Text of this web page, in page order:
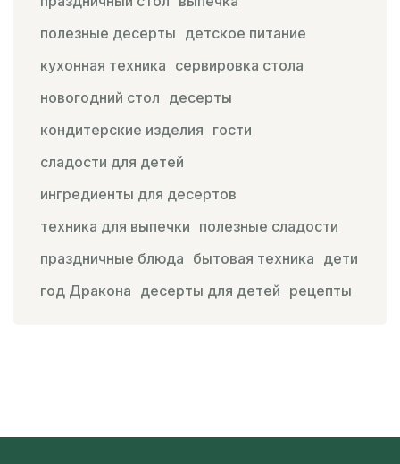
полезные десерты детское питание
кухонная техника сервировка стола
новогодний стол десерты
кондитерские изделия гости
сладости для детей
ингредиенты для десертов
техника для выпечки полезные сладости
праздничные блюда бытовая техника дети
год Дракона десерты для детей рецепты